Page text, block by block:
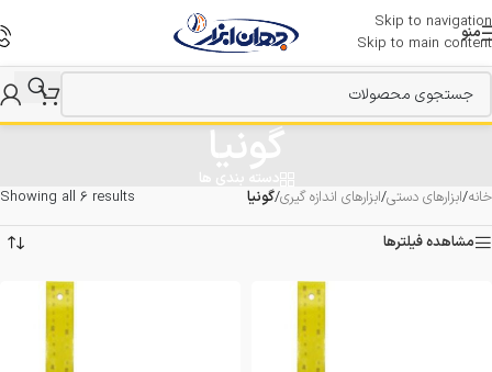
Skip to navigation
Skip to main content
منو
گونیا
خانه/ابزارهای دستی/ابزارهای اندازه گیری/گونیا Showing all 6 results
مشاهده فیلترها